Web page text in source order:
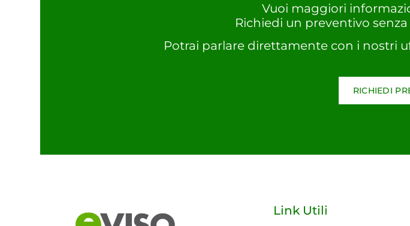
Vuoi maggiori
Richiedi un preventivo
Potrai parlare direttamente con i nostri
RICHIEDI
Link Utili